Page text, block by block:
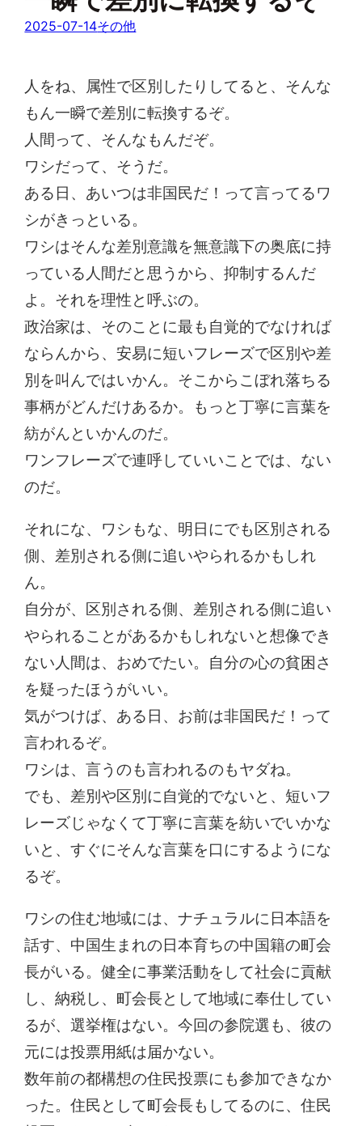
2025-07-14その他
人をね、属性で区別したりしてると、そんな
もん一瞬で差別に転換するぞ。
人間って、そんなもんだぞ。
ワシだって、そうだ。
ある日、あいつは非国民だ！って言ってるワ
シがきっといる。
ワシはそんな差別意識を無意識下の奥底に持
っている人間だと思うから、抑制するんだ
よ。それを理性と呼ぶの。
政治家は、そのことに最も自覚的でなければ
ならんから、安易に短いフレーズで区別や差
別を叫んではいかん。そこからこぼれ落ちる
事柄がどんだけあるか。もっと丁寧に言葉を
紡がんといかんのだ。
ワンフレーズで連呼していいことでは、ない
のだ。
それにな、ワシもな、明日にでも区別される
側、差別される側に追いやられるかもしれ
ん。
自分が、区別される側、差別される側に追い
やられることがあるかもしれないと想像でき
ない人間は、おめでたい。自分の心の貧困さ
を疑ったほうがいい。
気がつけば、ある日、お前は非国民だ！って
言われるぞ。
ワシは、言うのも言われるのもヤダね。
でも、差別や区別に自覚的でないと、短いフ
レーズじゃなくて丁寧に言葉を紡いでいかな
いと、すぐにそんな言葉を口にするようにな
るぞ。
ワシの住む地域には、ナチュラルに日本語を
話す、中国生まれの日本育ちの中国籍の町会
長がいる。健全に事業活動をして社会に貢献
し、納税し、町会長として地域に奉仕してい
るが、選挙権はない。今回の参院選も、彼の
元には投票用紙は届かない。
数年前の都構想の住民投票にも参加できなか
った。住民として町会長もしてるのに、住民